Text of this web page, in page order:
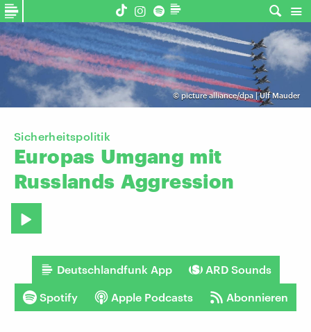
©picture alliance/dpa | Ulf Mauder
Sicherheitspolitik
Europas Umgang mit
Russlands Aggression
Deutschlandfunk App ARD Sounds
Spotify Apple Podcasts Abonnieren